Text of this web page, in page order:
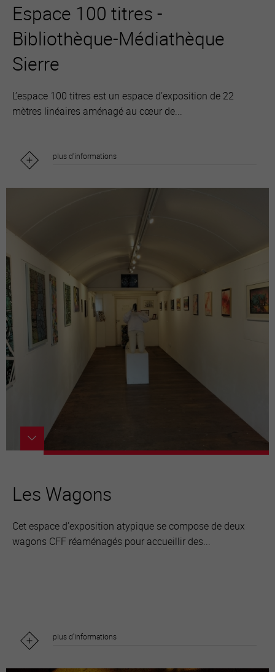
Espace 100 titres -
Bibliothèque-Médiathèque
Sierre
L’espace 100 titres est un espace d’exposition de 22
mètres linéaires aménagé au cœur de...
plus d'informations
Les Wagons
Cet espace d’exposition atypique se compose de deux
wagons CFF réaménagés pour accueillir des...
plus d'informations